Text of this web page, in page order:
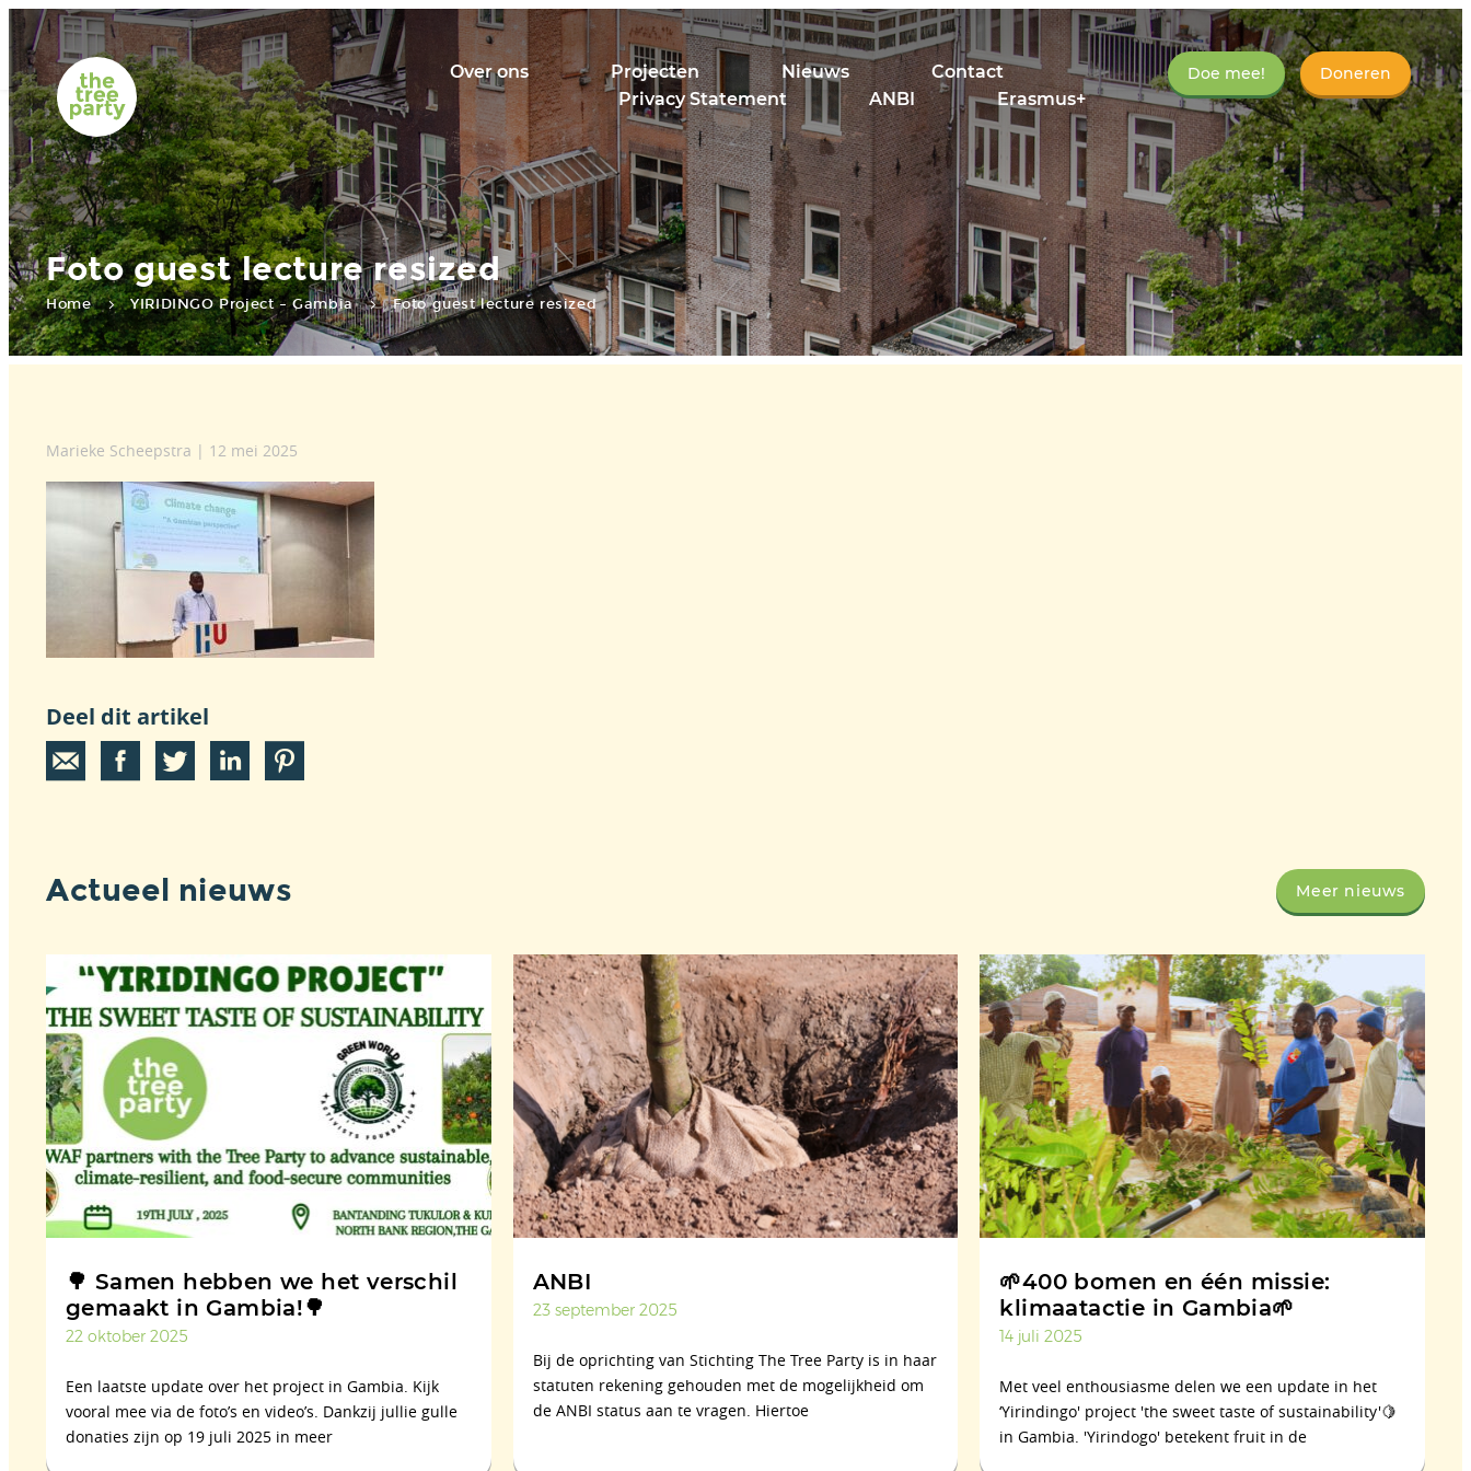
Doe mee! Doneren
Over ons Projecten Nieuws
Contact
Privacy Statement
ANBI Erasmus+
Foto guest lecture resized
Home YIRIDINGO Project – Gambia Foto guest lecture resized
Marieke Scheepstra | 12 mei 2025
Deel dit artikel
Actueel nieuws Meer nieuws
🌳 Samen hebben we het verschil
gemaakt in Gambia!🌳
22 oktober 2025
Een laatste update over het project in Gambia. Kijk
vooral mee via de foto’s en video’s. Dankzij jullie gulle
donaties zijn op 19 juli 2025 in meer
ANBI
23 september 2025
Bij de oprichting van Stichting The Tree Party is in haar
statuten rekening gehouden met de mogelijkheid om
de ANBI status aan te vragen. Hiertoe
🌱400 bomen en één missie:
klimaatactie in Gambia🌱
14 juli 2025
Met veel enthousiasme delen we een update in het
‘Yirindingo' project 'the sweet taste of sustainability'🍋
in Gambia. 'Yirindogo' betekent fruit in de